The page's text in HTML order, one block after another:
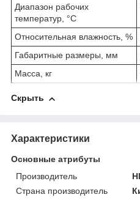
Диапазон рабочих
температур, °C
Относительная влажность, %
Габаритные размеры, мм
Масса, кг
Скрыть
Характеристики
Основные атрибуты
Производитель
Страна производитель